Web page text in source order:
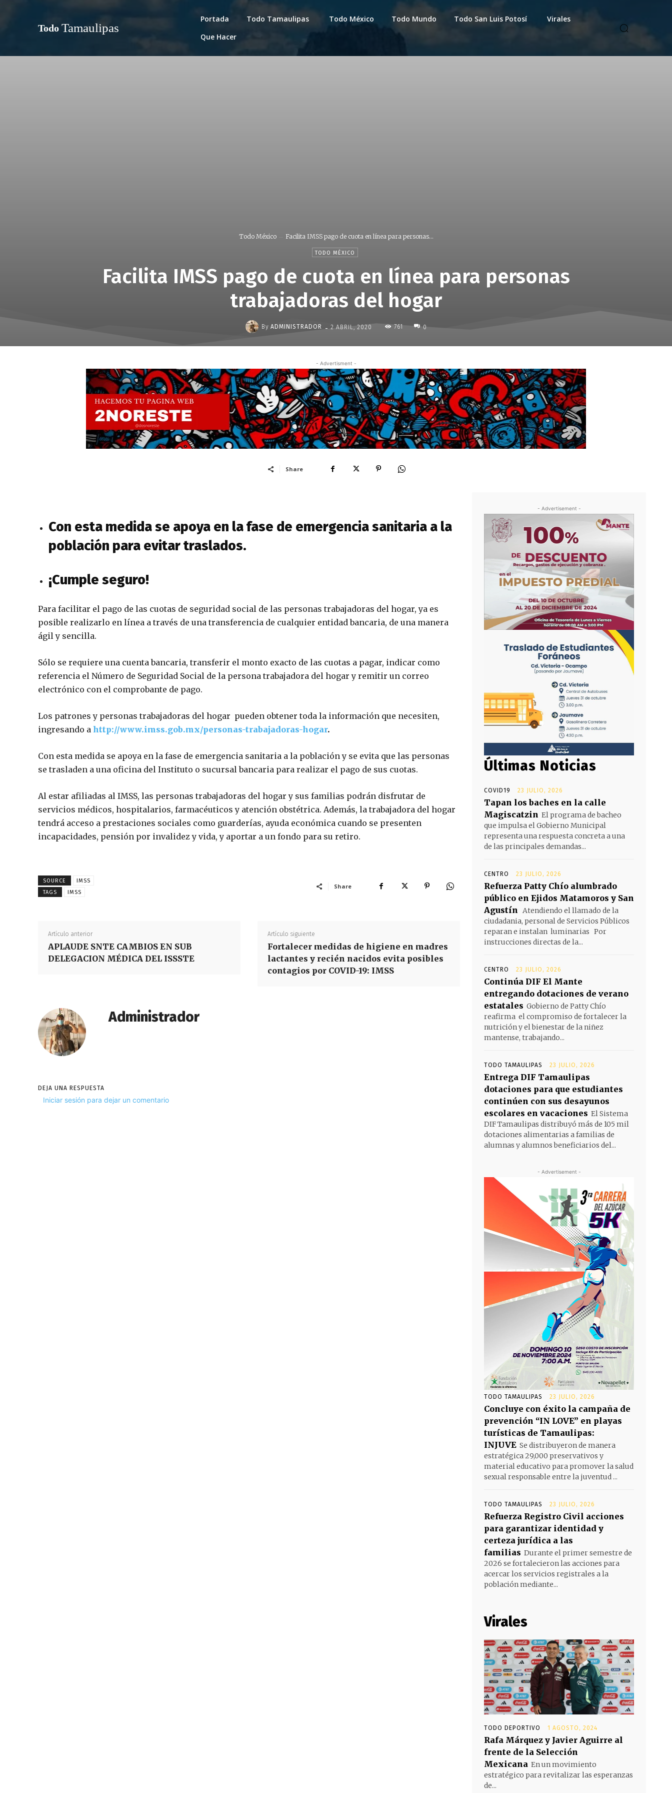
Todo Tamaulipas
Portada Todo Tamaulipas Todo México Todo Mundo Todo San Luis Potosí
Virales
Que Hacer
Todo México Facilita IMSS pago de cuota en línea para personas...
TODO MÉXICO
Facilita IMSS pago de cuota en línea para personas
trabajadoras del hogar
By ADMINISTRADOR - 2 ABRIL, 2020 761 0
- Advertisment -
Share
Con esta medida se apoya en la fase de emergencia sanitaria a la
población para evitar traslados.
¡Cumple seguro!
Para facilitar el pago de las cuotas de seguridad social de las personas trabajadoras del hogar, ya es
posible realizarlo en línea a través de una transferencia de cualquier entidad bancaria, de una manera
ágil y sencilla.
Sólo se requiere una cuenta bancaria, transferir el monto exacto de las cuotas a pagar, indicar como
referencia el Número de Seguridad Social de la persona trabajadora del hogar y remitir un correo
electrónico con el comprobante de pago.
Los patrones y personas trabajadoras del hogar pueden obtener toda la información que necesiten,
ingresando a http://www.imss.gob.mx/personas-trabajadoras-hogar.
Con esta medida se apoya en la fase de emergencia sanitaria a la población y se evita que las personas
se trasladen a una oficina del Instituto o sucursal bancaria para realizar el pago de sus cuotas.
Al estar afiliadas al IMSS, las personas trabajadoras del hogar y sus familias podrán disfrutar de
servicios médicos, hospitalarios, farmacéuticos y atención obstétrica. Además, la trabajadora del hogar
tendrá acceso a prestaciones sociales como guarderías, ayuda económica cuando se presenten
incapacidades, pensión por invalidez y vida, y aportar a un fondo para su retiro.
SOURCE
IMSS
TAGS
IMSS
Share
Artículo anterior
APLAUDE SNTE CAMBIOS EN SUB
DELEGACION MÉDICA DEL ISSSTE
Artículo siguiente
Fortalecer medidas de higiene en madres
lactantes y recién nacidos evita posibles
contagios por COVID-19: IMSS
Administrador
DEJA UNA RESPUESTA
Iniciar sesión para dejar un comentario
- Advertisement -
Últimas Noticias
COVID19 23 JULIO, 2026
Tapan los baches en la calle
Magiscatzin El programa de bacheo
que impulsa el Gobierno Municipal
representa una respuesta concreta a una
de las principales demandas...
CENTRO 23 JULIO, 2026
Refuerza Patty Chío alumbrado
público en Ejidos Matamoros y San
Agustín Atendiendo el llamado de la
ciudadania, personal de Servicios Públicos
reparan e instalan luminarias Por
instrucciones directas de la...
CENTRO 23 JULIO, 2026
Continúa DIF El Mante
entregando dotaciones de verano
estatales Gobierno de Patty Chío
reafirma el compromiso de fortalecer la
nutrición y el bienestar de la niñez
mantense, trabajando...
TODO TAMAULIPAS 23 JULIO, 2026
Entrega DIF Tamaulipas
dotaciones para que estudiantes
continúen con sus desayunos
escolares en vacaciones El Sistema
DIF Tamaulipas distribuyó más de 105 mil
dotaciones alimentarias a familias de
alumnas y alumnos beneficiarios del...
- Advertisement -
TODO TAMAULIPAS 23 JULIO, 2026
Concluye con éxito la campaña de
prevención “IN LOVE” en playas
turísticas de Tamaulipas:
INJUVE Se distribuyeron de manera
estratégica 29,000 preservativos y
material educativo para promover la salud
sexual responsable entre la juventud ...
TODO TAMAULIPAS 23 JULIO, 2026
Refuerza Registro Civil acciones
para garantizar identidad y
certeza jurídica a las
familias Durante el primer semestre de
2026 se fortalecieron las acciones para
acercar los servicios registrales a la
población mediante...
Virales
TODO DEPORTIVO 1 AGOSTO, 2024
Rafa Márquez y Javier Aguirre al
frente de la Selección
Mexicana En un movimiento
estratégico para revitalizar las esperanzas
de...